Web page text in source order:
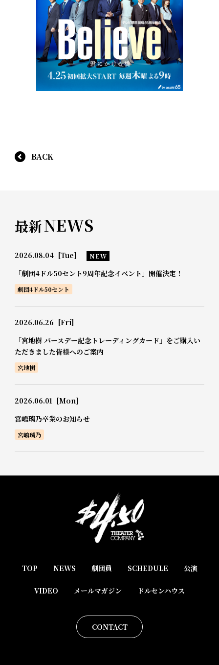
BACK
最新NEWS
2026.08.04 [Tue] NEW
「劇団4ドル50セント9周年記念イベント」開催決定！
劇団4ドル50セント
2026.06.26 [Fri]
「宮地樹 バースデー記念トレーディングカード」をご購入い
ただきました皆様へのご案内
宮地樹
2026.06.01 [Mon]
宮嶋璃乃卒業のお知らせ
宮嶋璃乃
TOP NEWS 劇団員 SCHEDULE 公演
VIDEO メールマガジン ドルセンハウス
CONTACT